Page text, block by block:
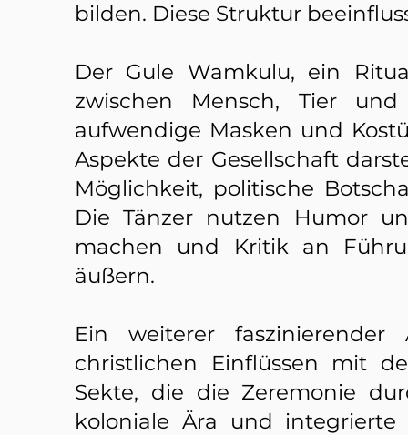
bilden. Diese Struktur
Der Gule Wamkulu, ein
zwischen Mensch, Tier
aufwendige Masken und
Aspekte der Gesellschaft
Möglichkeit, politische
Die Tänzer nutzen Humor
machen und Kritik an
äußern.
Ein weiterer
christlichen Einflüssen mit
Sekte, die die Zeremonie
koloniale Ära und